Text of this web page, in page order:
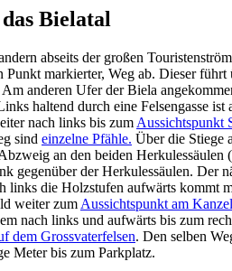
Bielatal
abseits der großen
markierter, Weg ab. Dieser
anderen Ufer der Biela
haltend durch eine Felsengasse
nach links bis zum Aussichtspunkt
sind einzelne Pfähle. Über die Stiege
an den beiden
gegenüber der Herkulessäulen. Der
links die Holzstufen aufwärts kommt
weiter zum Aussichtspunkt am
nach links und aufwärts bis zum
dem Grossvaterfelsen. Den selben
Meter bis zum Parkplatz.